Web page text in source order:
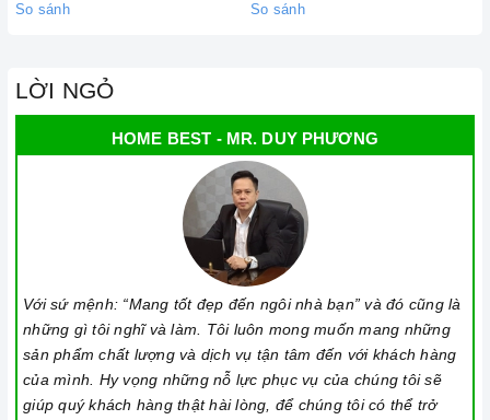
So sánh So sánh
LỜI NGỎ
HOME BEST - MR. DUY PHƯƠNG
Với sứ mệnh: “Mang tốt đẹp đến ngôi nhà bạn” và đó cũng là
những gì tôi nghĩ và làm. Tôi luôn mong muốn mang những
sản phẩm chất lượng và dịch vụ tận tâm đến với khách hàng
của mình. Hy vọng những nỗ lực phục vụ của chúng tôi sẽ
giúp quý khách hàng thật hài lòng, để chúng tôi có thể trở